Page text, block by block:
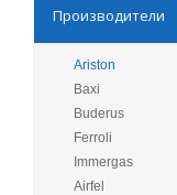
Производители
Ariston
Baxi
Buderus
Ferroli
Immergas
Airfel